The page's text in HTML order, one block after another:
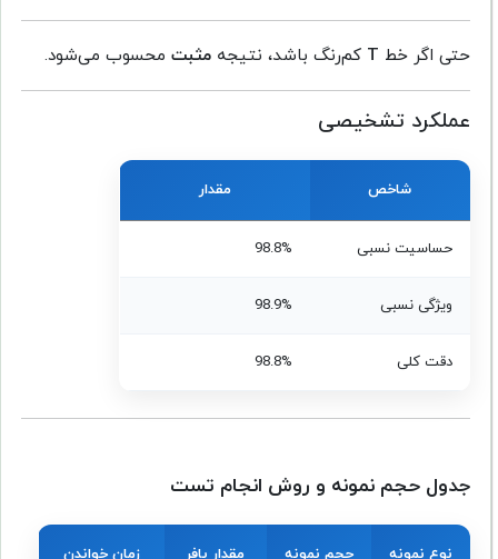
حتی اگر خط T کم‌رنگ باشد، نتیجهمثبت محسوب می‌شود.
عملکرد تشخیصی
شاخص مقدار
حساسیت نسبی 98.8%
ویژگی نسبی 98.9%
دقت کلی 98.8%
جدول حجم نمونه و روش انجام تست
نوع نمونه حجم نمونه مقدار بافر زمان خواندن